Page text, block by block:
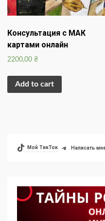
Консультация с МАК
картами онлайн
2200,00 ₴
Add to cart
Мой ТикТок Написать